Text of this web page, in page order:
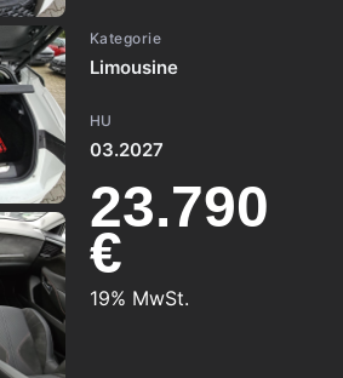
Kategorie
Limousine
HU
03.2027
23.790
€
19% MwSt.